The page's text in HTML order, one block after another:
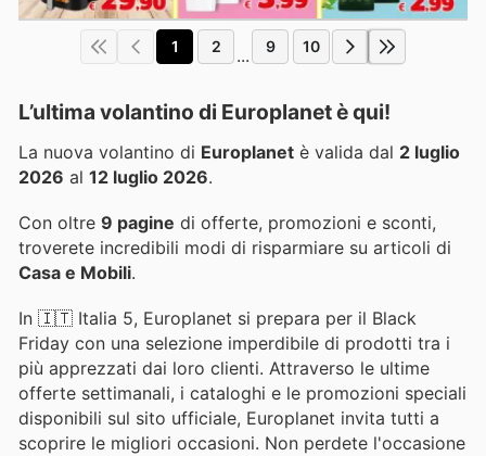
1 2 ... 9 10
L’ultima volantino di Europlanet è qui!
La nuova volantino di Europlanet è valida dal 2 luglio
2026 al 12 luglio 2026.
Con oltre 9 pagine di offerte, promozioni e sconti,
troverete incredibili modi di risparmiare su articoli di
Casa e Mobili.
In 🇮🇹 Italia 5, Europlanet si prepara per il Black
Friday con una selezione imperdibile di prodotti tra i
più apprezzati dai loro clienti. Attraverso le ultime
offerte settimanali, i cataloghi e le promozioni speciali
disponibili sul sito ufficiale, Europlanet invita tutti a
scoprire le migliori occasioni. Non perdete l'occasione